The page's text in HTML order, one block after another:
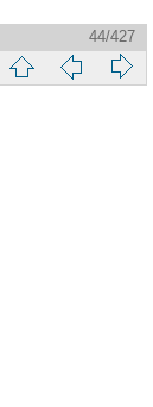
44/427